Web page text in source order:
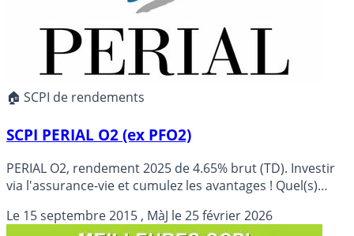
🏠 SCPI de rendements
SCPI PERIAL O2 (ex PFO2)
PERIAL O2, rendement 2025 de 4.65% brut (TD). Investir
via l'assurance-vie et cumulez les avantages ! Quel(s)
Objectif de rendement 2026 de 4.00 % (non garanti).
Le 15 septembre 2015 , MàJ le25 février 2026